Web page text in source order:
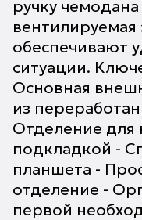
ручку
вентилируемая
обеспечивают
ситуации.
Основная
из
Отделение для
подкладкой -
планшета -
отделение -
первой